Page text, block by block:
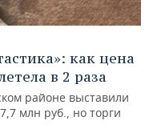
как цена
в 2 раза
районе выставили
млн руб., но торги